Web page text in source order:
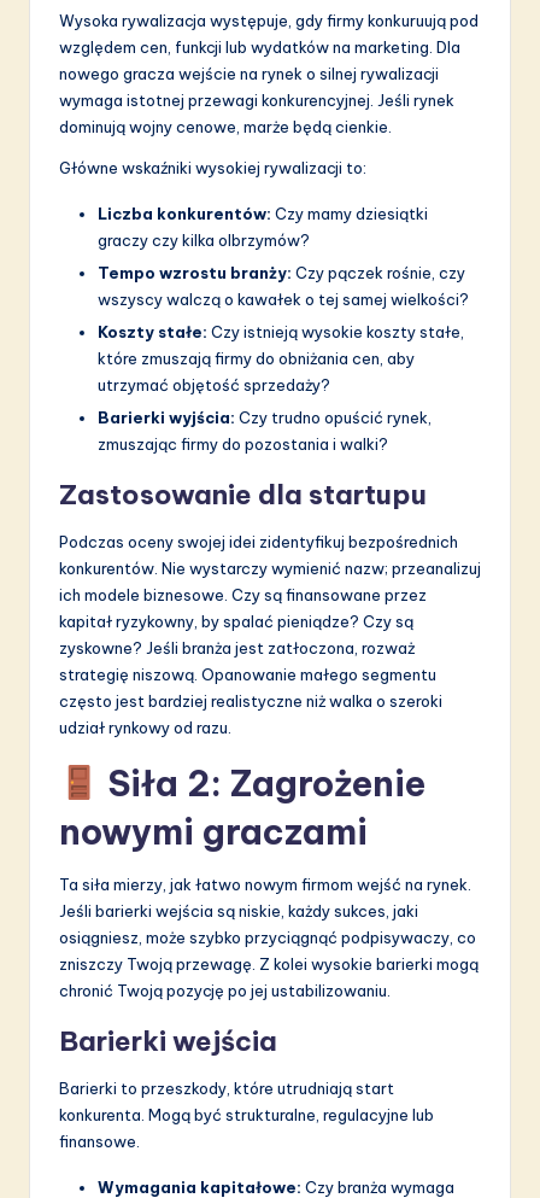
Wysoka rywalizacja występuje, gdy firmy konkuruują pod
względem cen, funkcji lub wydatków na marketing. Dla
nowego gracza wejście na rynek o silnej rywalizacji
wymaga istotnej przewagi konkurencyjnej. Jeśli rynek
dominują wojny cenowe, marże będą cienkie.
Główne wskaźniki wysokiej rywalizacji to:
Liczba konkurentów: Czy mamy dziesiątki
graczy czy kilka olbrzymów?
Tempo wzrostu branży: Czy pączek rośnie, czy
wszyscy walczą o kawałek o tej samej wielkości?
Koszty stałe: Czy istnieją wysokie koszty stałe,
które zmuszają firmy do obniżania cen, aby
utrzymać objętość sprzedaży?
Barierki wyjścia: Czy trudno opuścić rynek,
zmuszając firmy do pozostania i walki?
Zastosowanie dla startupu
Podczas oceny swojej idei zidentyfikuj bezpośrednich
konkurentów. Nie wystarczy wymienić nazw; przeanalizuj
ich modele biznesowe. Czy są finansowane przez
kapitał ryzykowny, by spalać pieniądze? Czy są
zyskowne? Jeśli branża jest zatłoczona, rozważ
strategię niszową. Opanowanie małego segmentu
często jest bardziej realistyczne niż walka o szeroki
udział rynkowy od razu.
Siła 2: Zagrożenie
nowymi graczami
Ta siła mierzy, jak łatwo nowym firmom wejść na rynek.
Jeśli barierki wejścia są niskie, każdy sukces, jaki
osiągniesz, może szybko przyciągnąć podpisywaczy, co
zniszczy Twoją przewagę. Z kolei wysokie barierki mogą
chronić Twoją pozycję po jej ustabilizowaniu.
Barierki wejścia
Barierki to przeszkody, które utrudniają start
konkurenta. Mogą być strukturalne, regulacyjne lub
finansowe.
Wymagania kapitałowe: Czy branża wymaga